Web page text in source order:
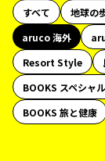
すべて 地球の
aruco 海外
Resort Style
BOOKS スペシャ
BOOKS 旅と健康